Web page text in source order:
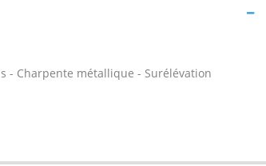
- Charpente métallique - Surélévation